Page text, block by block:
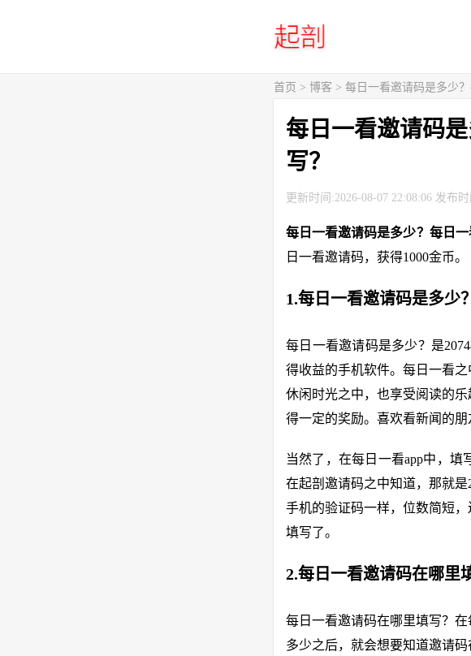
首页 > 博客 > 每日一看邀请码是多少
每日一看邀请码
写？
更新时间:2026-08-07 22:08:06 发布
每日一看邀请码是多少？每日一
日一看邀请码，获得1000金币。
1.每日一看邀请码是多少？
每日一看邀请码是多少？是
得收益的手机软件。每日一看
休闲时光之中，也享受阅读的
得一定的奖励。喜欢看新闻的朋
当然了，在每日一看app中，
在起剖邀请码之中知道，那就
手机的验证码一样，位数简短
填写了。
2.每日一看邀请码在哪里
每日一看邀请码在哪里填写？
多少之后，就会想要知道邀请